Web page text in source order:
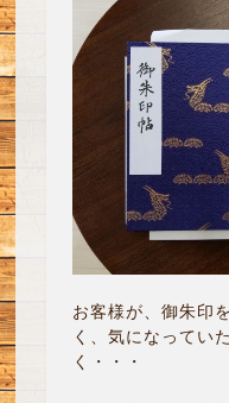
お客様が、御朱印
く、気になってい
く・・・